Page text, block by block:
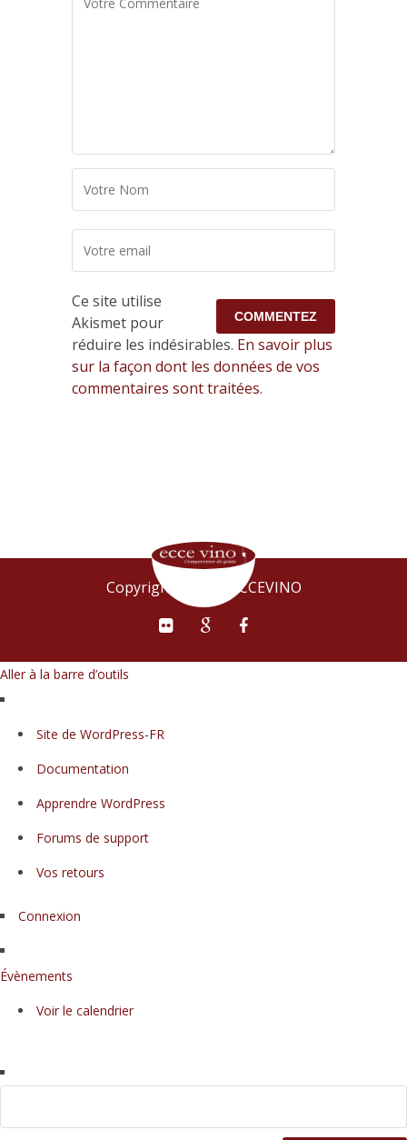
Ce site utilise
Akismet pour
réduire les indésirables. En savoir plus
sur la façon dont les données de vos
commentaires sont traitées.
Copyright © 2015 ECCEVINO
Aller à la barre d’outils
WordPress
Site de WordPress-FR
Documentation
Apprendre WordPress
Forums de support
Vos retours
Connexion
Évènements
Voir le calendrier